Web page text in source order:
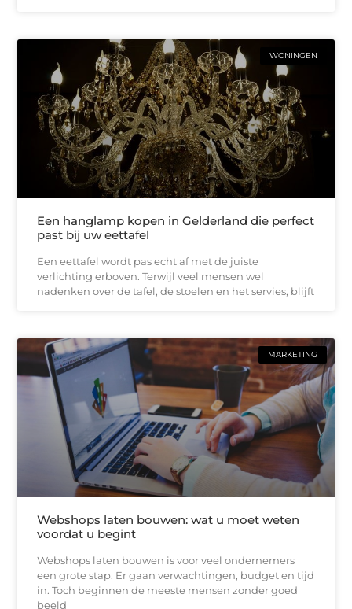
WONINGEN
Een hanglamp kopen in Gelderland die perfect
past bij uw eettafel
Een eettafel wordt pas echt af met de juiste
verlichting erboven. Terwijl veel mensen wel
nadenken over de tafel, de stoelen en het servies, blijft
MARKETING
Webshops laten bouwen: wat u moet weten
voordat u begint
Webshops laten bouwen is voor veel ondernemers
een grote stap. Er gaan verwachtingen, budget en tijd
in. Toch beginnen de meeste mensen zonder goed
beeld